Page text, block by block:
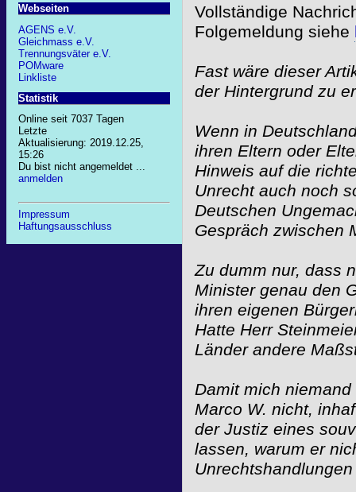
Webseiten
AGENS e.V.
Gleichmass e.V.
Trennungsväter e.V.
POMware
Linkliste
Statistik
Online seit 7037 Tagen
Letzte
Aktualisierung: 2019.12.25,
15:26
Du bist nicht angemeldet ...
anmelden
Impressum
Haftungsausschluss
Vollständige
Folgemeldung siehe
Fast wäre dieser
der Hintergrund zu
Wenn in
ihren Eltern oder
Hinweis auf die
Unrecht auch noch
Deutschen
Gespräch zwischen
Zu dumm nur, dass
Minister genau den
ihren eigenen
Hatte Herr
Länder andere
Damit mich
Marco W. nicht,
der Justiz eines
lassen, warum er